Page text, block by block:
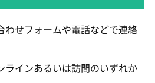
せフォームや電話などで連絡
インあるいは訪問のいずれか